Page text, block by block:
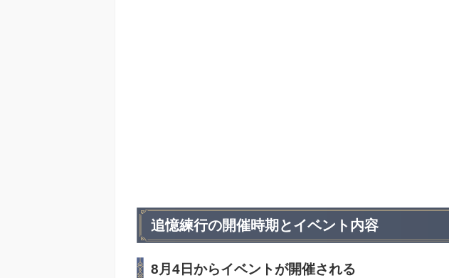
追憶練行の開催時期とイベント内容
8月4日からイベントが開催される